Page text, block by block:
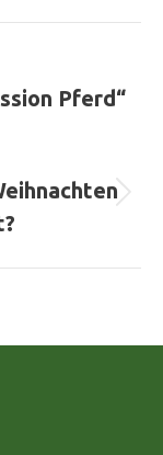
Pferd“